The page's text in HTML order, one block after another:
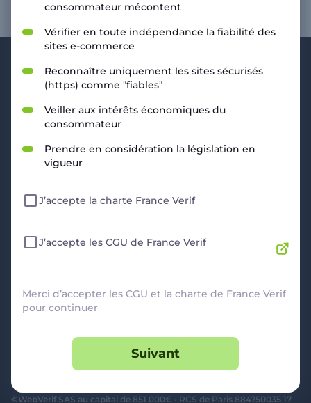
RESSOURCES
Politique de Confidentialité
Mentions légales
CGV Marchands
INFORMATIONS
Marchands
A PROPOS
Aide
Contact support utilisateurs
support@franceverif.fr
©WebVerif SAS au capital de 851 000€ • RCS de Paris 884750035 17
consommateur mécontent
Vérifier en toute indépendance la fiabilité des
sites e-commerce
Reconnaître uniquement les sites sécurisés
(https) comme "fiables"
Veiller aux intérêts économiques du
consommateur
Prendre en considération la législation en
vigueur
J’accepte la charte France Verif
J’accepte les CGU de France Verif
Merci d’accepter les CGU et la charte de France Verif
pour continuer
Suivant